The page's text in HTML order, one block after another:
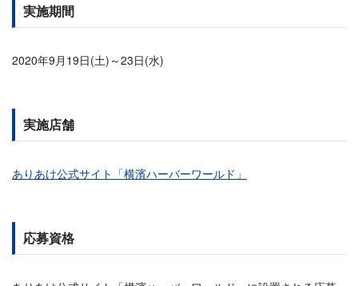
実施期間
2020年9月19日(土)～23日(水)
実施店舗
ありあけ公式サイト「横濱ハーバーワールド」
応募資格